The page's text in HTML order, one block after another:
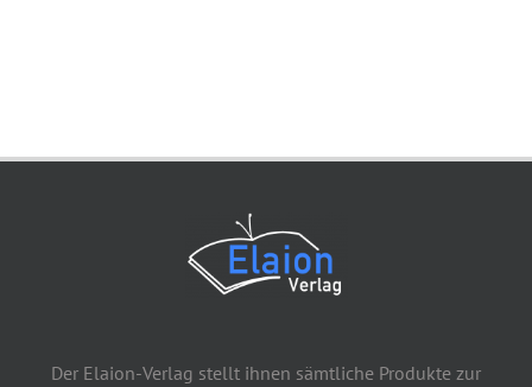
Der Elaion-Verlag stellt ihnen sämtliche Produkte zur